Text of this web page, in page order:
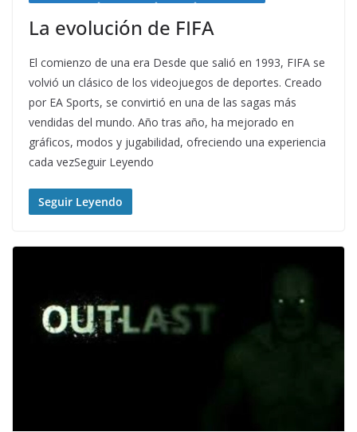
La evolución de FIFA
El comienzo de una era Desde que salió en 1993, FIFA se
volvió un clásico de los videojuegos de deportes. Creado
por EA Sports, se convirtió en una de las sagas más
vendidas del mundo. Año tras año, ha mejorado en
gráficos, modos y jugabilidad, ofreciendo una experiencia
cada vezSeguir Leyendo
Seguir Leyendo